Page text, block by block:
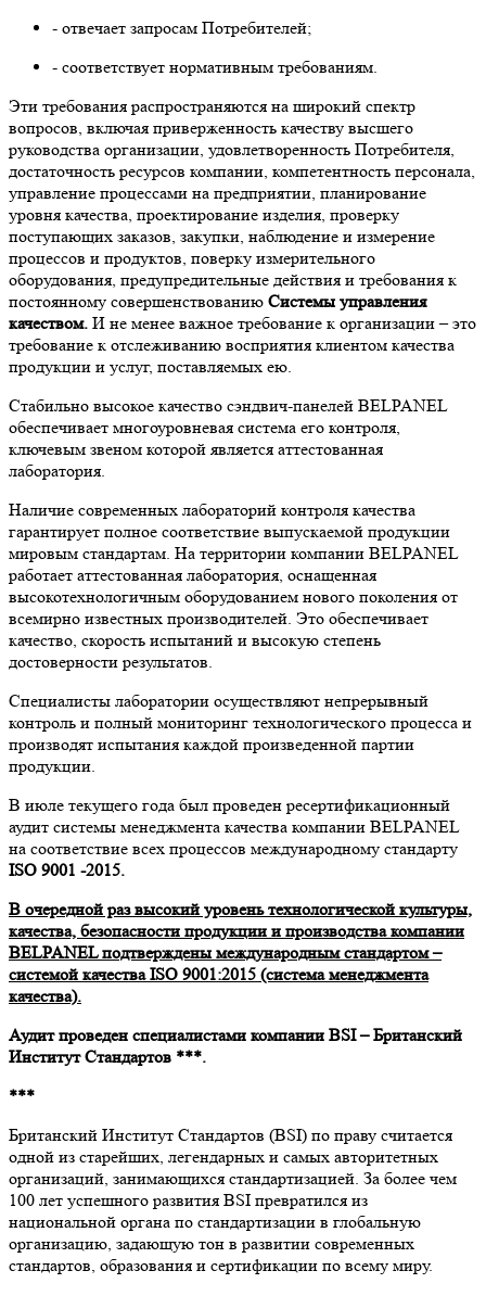
- отвечает запросам Потребителей;
- соответствует нормативным требованиям.
Эти требования распространяются на широкий спектр
вопросов, включая приверженность качеству высшего
руководства организации, удовлетворенность Потребителя,
достаточность ресурсов компании, компетентность персонала,
управление процессами на предприятии, планирование
уровня качества, проектирование изделия, проверку
поступающих заказов, закупки, наблюдение и измерение
процессов и продуктов, поверку измерительного
оборудования, предупредительные действия и требования к
постоянному совершенствованию Системы управления
качеством. И не менее важное требование к организации – это
требование к отслеживанию восприятия клиентом качества
продукции и услуг, поставляемых ею.
Стабильно высокое качество сэндвич-панелей BELPANEL
обеспечивает многоуровневая система его контроля,
ключевым звеном которой является аттестованная
лаборатория.
Наличие современных лабораторий контроля качества
гарантирует полное соответствие выпускаемой продукции
мировым стандартам. На территории компании BELPANEL
работает аттестованная лаборатория, оснащенная
высокотехнологичным оборудованием нового поколения от
всемирно известных производителей. Это обеспечивает
качество, скорость испытаний и высокую степень
достоверности результатов.
Специалисты лаборатории осуществляют непрерывный
контроль и полный мониторинг технологического процесса и
производят испытания каждой произведенной партии
продукции.
В июле текущего года был проведен ресертификационный
аудит системы менеджмента качества компании BELPANEL
на соответствие всех процессов международному стандарту
ISO 9001 -2015.
В очередной раз высокий уровень технологической культуры,
качества, безопасности продукции и производства компании
BELPANEL подтверждены международным стандартом –
системой качества ISO 9001:2015 (система менеджмента
качества).
Аудит проведен специалистами компании BSI – Британский
Институт Стандартов ***.
***
Британский Институт Стандартов (BSI) по праву считается
одной из старейших, легендарных и самых авторитетных
организаций, занимающихся стандартизацией. За более чем
100 лет успешного развития BSI превратился из
национальной органа по стандартизации в глобальную
организацию, задающую тон в развитии современных
стандартов, образования и сертификации по всему миру.